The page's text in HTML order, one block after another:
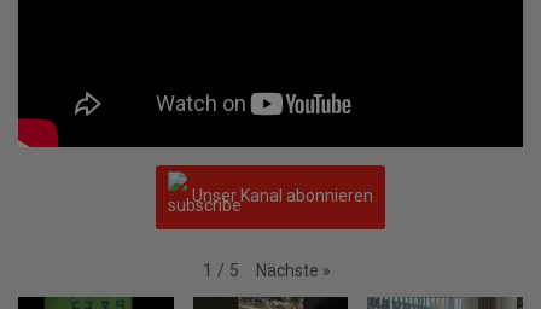
Unser Kanal abonnieren
1 / 5 Nächste »